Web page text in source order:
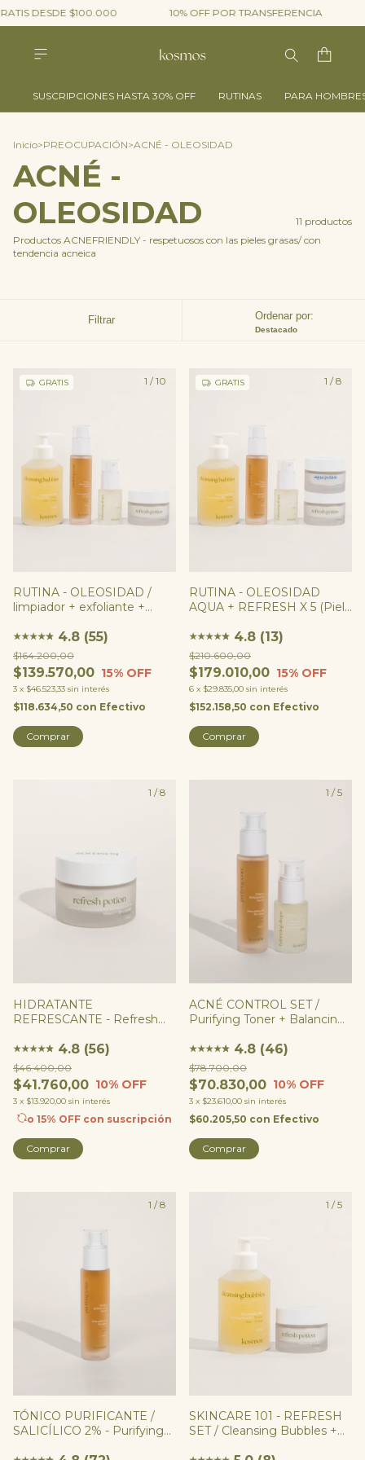
DESDE $100.000 10% OFF POR TRANSFERENCIA
SUSCRIPCIONES HASTA 30% OFF RUTINAS PARA
Inicio>PREOCUPACIÓN>ACNÉ - OLEOSIDAD
ACNÉ -
OLEOSIDAD
11 productos
Productos ACNEFRIENDLY - respetuosos con las pieles grasas/ con
tendencia acneica
Filtrar Ordenar por:
Destacado
1 /10
GRATIS
RUTINA - OLEOSIDAD /
limpiador + exfoliante +
★★★★★
★ 4.8 (55)
$139.570,00
$164.200,00
15% OFF
3 x $46.523,33 sin interés
$118.634,50 con Efectivo
Comprar
1 /8
GRATIS
RUTINA - OLEOSIDAD
AQUA + REFRESH X 5 (Piel
exfoliante + sérum +
2Xhidratante
★★★★★
★ 4.8 (13)
$179.010,00
$210.600,00
15% OFF
6 x $29.835,00 sin interés
$152.158,50 con Efectivo
Comprar
1 /8
HIDRATANTE
REFRESCANTE - Refresh
★★★★★
★ 4.8 (56)
$41.760,00
$46.400,00
10% OFF
3 x $13.920,00 sin interés
o 15% OFF con suscripción
Comprar
1 /5
ACNÉ CONTROL SET /
Purifying Toner + Balancing
★★★★★
★ 4.8 (46)
$70.830,00
$78.700,00
10% OFF
3 x $23.610,00 sin interés
$60.205,50 con Efectivo
1 /8
TÓNICO PURIFICANTE /
SALICÍLICO 2% - Purifying
1 /5
SKINCARE 101 - REFRESH
SET / Cleansing Bubbles +